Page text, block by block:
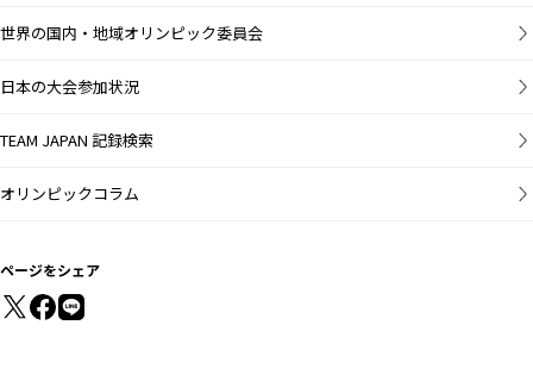
世界の国内・地域オリンピック委員会
日本の大会参加状況
TEAM JAPAN 記録検索
オリンピックコラム
ページをシェア